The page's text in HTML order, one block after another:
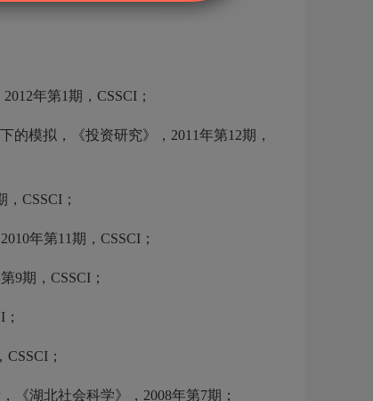
年第1期，CSSCI；
模拟，《投资研究》，2011年第12期，
CSSCI；
年第11期，CSSCI；
9期，CSSCI；
；
湖北社会科学》，2008年第7期；